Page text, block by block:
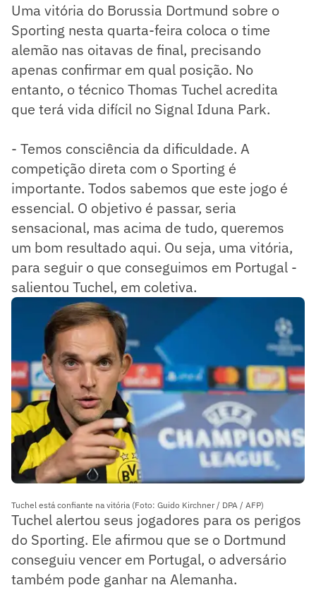
Uma vitória do Borussia Dortmund sobre o
Sporting nesta quarta-feira coloca o time
alemão nas oitavas de final, precisando
apenas confirmar em qual posição. No
entanto, o técnico Thomas Tuchel acredita
que terá vida difícil no Signal Iduna Park.
- Temos consciência da dificuldade. A
competição direta com o Sporting é
importante. Todos sabemos que este jogo é
essencial. O objetivo é passar, seria
sensacional, mas acima de tudo, queremos
um bom resultado aqui. Ou seja, uma vitória,
para seguir o que conseguimos em Portugal -
salientou Tuchel, em coletiva.
Tuchel está confiante na vitória (Foto: Guido Kirchner / DPA / AFP)
Tuchel alertou seus jogadores para os perigos
do Sporting. Ele afirmou que se o Dortmund
conseguiu vencer em Portugal, o adversário
também pode ganhar na Alemanha.